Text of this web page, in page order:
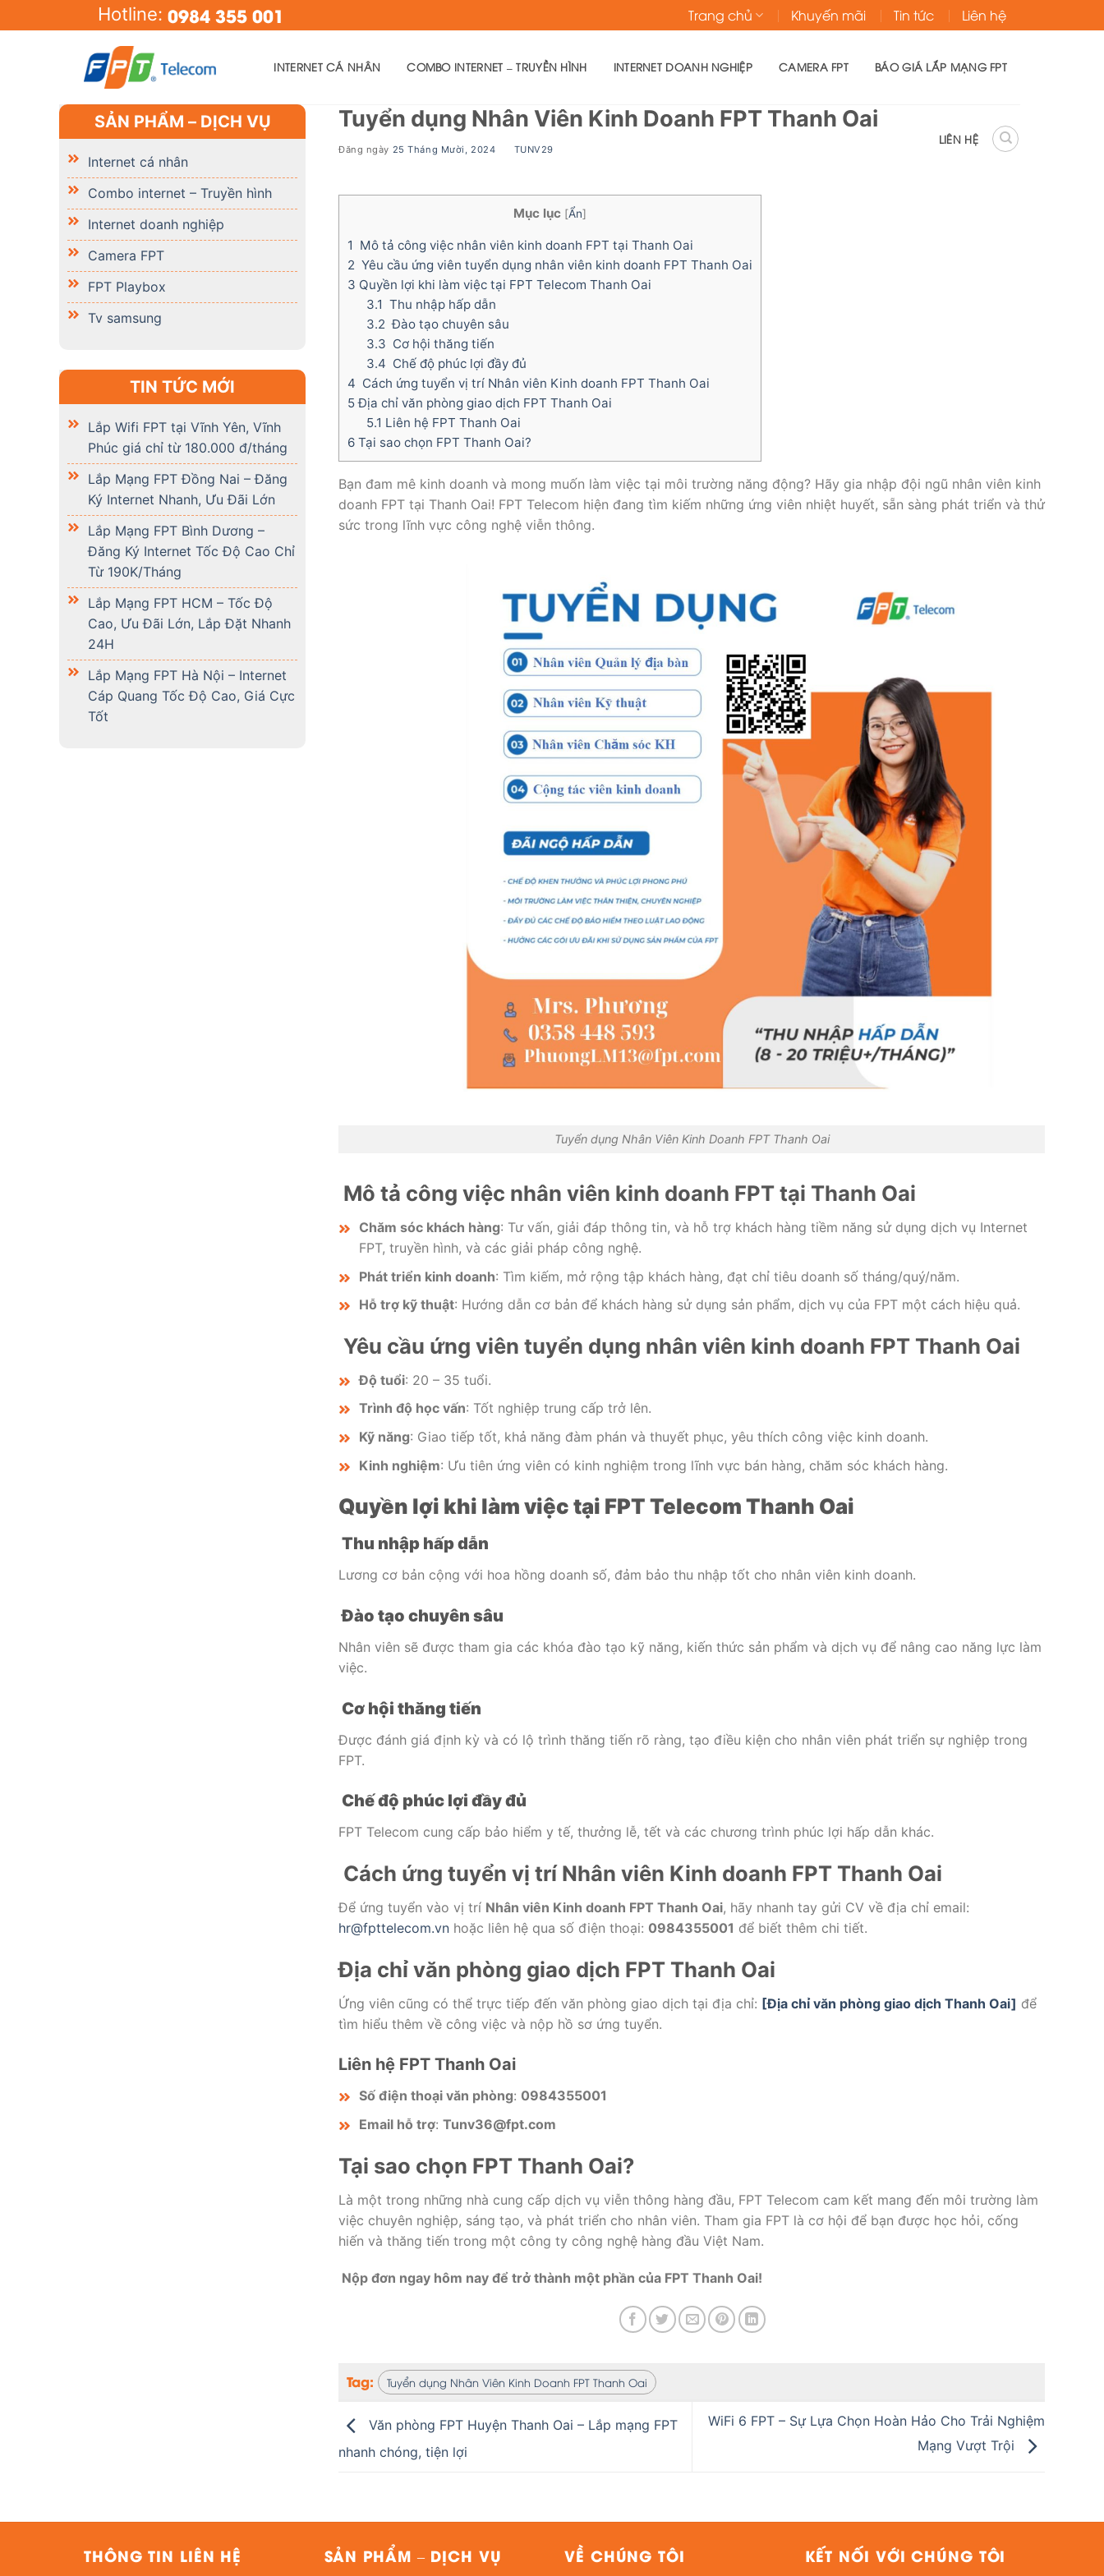
to
Hotline: 0984 355 001 Trang chủ Khuyến mãi Tin tức Liên hệ
INTERNET CÁ NHÂN COMBO INTERNET – TRUYỀN HÌNH INTERNET DOANH NGHIỆP CAMERA FPT BÁO GIÁ LẮP MẠNG FPT
LIÊN HỆ
SẢN PHẨM – DỊCH VỤ
Internet cá nhân
Combo internet – Truyền hình
Internet doanh nghiệp
Camera FPT
FPT Playbox
Tv samsung
TIN TỨC MỚI
Lắp Wifi FPT tại Vĩnh Yên, Vĩnh
Phúc giá chỉ từ 180.000 đ/tháng
Lắp Mạng FPT Đồng Nai – Đăng
Ký Internet Nhanh, Ưu Đãi Lớn
Lắp Mạng FPT Bình Dương –
Đăng Ký Internet Tốc Độ Cao Chỉ
Từ 190K/Tháng
Lắp Mạng FPT HCM – Tốc Độ
Cao, Ưu Đãi Lớn, Lắp Đặt Nhanh
24H
Lắp Mạng FPT Hà Nội – Internet
Cáp Quang Tốc Độ Cao, Giá Cực
Tốt
Tuyển dụng Nhân Viên Kinh Doanh FPT Thanh Oai
Đăng ngày 25 Tháng Mười, 2024 TUNV29
Mục lục [Ẩn]
1 Mô tả công việc nhân viên kinh doanh FPT tại Thanh Oai
2 Yêu cầu ứng viên tuyển dụng nhân viên kinh doanh FPT Thanh Oai
3 Quyền lợi khi làm việc tại FPT Telecom Thanh Oai
3.1 Thu nhập hấp dẫn
3.2 Đào tạo chuyên sâu
3.3 Cơ hội thăng tiến
3.4 Chế độ phúc lợi đầy đủ
4 Cách ứng tuyển vị trí Nhân viên Kinh doanh FPT Thanh Oai
5Địa chỉ văn phòng giao dịch FPT Thanh Oai
5.1 Liên hệ FPT Thanh Oai
6 Tại sao chọn FPT Thanh Oai?
Bạn đam mê kinh doanh và mong muốn làm việc tại môi trường năng động? Hãy gia nhập đội ngũ nhân viên kinh
doanh FPT tại Thanh Oai! FPT Telecom hiện đang tìm kiếm những ứng viên nhiệt huyết, sẵn sàng phát triển và thử
sức trong lĩnh vực công nghệ viễn thông.
Tuyển dụng Nhân Viên Kinh Doanh FPT Thanh Oai
Mô tả công việc nhân viên kinh doanh FPT tại Thanh Oai
Chăm sóc khách hàng: Tư vấn, giải đáp thông tin, và hỗ trợ khách hàng tiềm năng sử dụng dịch vụ Internet
FPT, truyền hình, và các giải pháp công nghệ.
Phát triển kinh doanh: Tìm kiếm, mở rộng tập khách hàng, đạt chỉ tiêu doanh số tháng/quý/năm.
Hỗ trợ kỹ thuật: Hướng dẫn cơ bản để khách hàng sử dụng sản phẩm, dịch vụ của FPT một cách hiệu quả.
Yêu cầu ứng viên tuyển dụng nhân viên kinh doanh FPT Thanh Oai
Độ tuổi: 20 – 35 tuổi.
Trình độ học vấn: Tốt nghiệp trung cấp trở lên.
Kỹ năng: Giao tiếp tốt, khả năng đàm phán và thuyết phục, yêu thích công việc kinh doanh.
Kinh nghiệm: Ưu tiên ứng viên có kinh nghiệm trong lĩnh vực bán hàng, chăm sóc khách hàng.
Quyền lợi khi làm việc tại FPT Telecom Thanh Oai
Thu nhập hấp dẫn
Lương cơ bản cộng với hoa hồng doanh số, đảm bảo thu nhập tốt cho nhân viên kinh doanh.
Đào tạo chuyên sâu
Nhân viên sẽ được tham gia các khóa đào tạo kỹ năng, kiến thức sản phẩm và dịch vụ để nâng cao năng lực làm
việc.
Cơ hội thăng tiến
Được đánh giá định kỳ và có lộ trình thăng tiến rõ ràng, tạo điều kiện cho nhân viên phát triển sự nghiệp trong
FPT.
Chế độ phúc lợi đầy đủ
FPT Telecom cung cấp bảo hiểm y tế, thưởng lễ, tết và các chương trình phúc lợi hấp dẫn khác.
Cách ứng tuyển vị trí Nhân viên Kinh doanh FPT Thanh Oai
Để ứng tuyển vào vị trí Nhân viên Kinh doanh FPT Thanh Oai, hãy nhanh tay gửi CV về địa chỉ email:
hr@fpttelecom.vn hoặc liên hệ qua số điện thoại: 0984355001 để biết thêm chi tiết.
Địa chỉ văn phòng giao dịch FPT Thanh Oai
Ứng viên cũng có thể trực tiếp đến văn phòng giao dịch tại địa chỉ: [Địa chỉ văn phòng giao dịch Thanh Oai] để
tìm hiểu thêm về công việc và nộp hồ sơ ứng tuyển.
Liên hệ FPT Thanh Oai
Số điện thoại văn phòng: 0984355001
Email hỗ trợ: Tunv36@fpt.com
Tại sao chọn FPT Thanh Oai?
Là một trong những nhà cung cấp dịch vụ viễn thông hàng đầu, FPT Telecom cam kết mang đến môi trường làm
việc chuyên nghiệp, sáng tạo, và phát triển cho nhân viên. Tham gia FPT là cơ hội để bạn được học hỏi, cống
hiến và thăng tiến trong một công ty công nghệ hàng đầu Việt Nam.
Nộp đơn ngay hôm nay để trở thành một phần của FPT Thanh Oai!
Tag: Tuyển dụng Nhân Viên Kinh Doanh FPT Thanh Oai
Văn phòng FPT Huyện Thanh Oai – Lắp mạng FPT
nhanh chóng, tiện lợi
WiFi 6 FPT – Sự Lựa Chọn Hoàn Hảo Cho Trải Nghiệm
Mạng Vượt Trội
THÔNG TIN LIÊN HỆ SẢN PHẨM – DỊCH VỤ VỀ CHÚNG TÔI KẾT NỐI VỚI CHÚNG TÔI